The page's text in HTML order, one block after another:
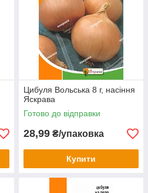
Цибуля Вольська 8 г, насіння
Яскрава
Готово до відправки
28,99 ₴/упаковка
Купити